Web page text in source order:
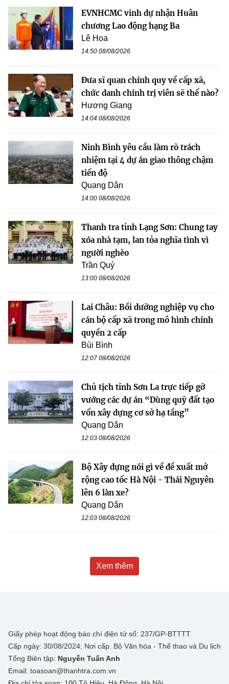
EVNHCMC vinh dự nhận Huân
chương Lao động hạng Ba
Lê Hoa
14:50 08/08/2026
Đưa sĩ quan chính quy về cấp xã,
chức danh chính trị viên sẽ thế nào?
Hương Giang
14:04 08/08/2026
Ninh Bình yêu cầu làm rõ trách
nhiệm tại 4 dự án giao thông chậm
tiến độ
Quang Dân
14:00 08/08/2026
Thanh tra tỉnh Lạng Sơn: Chung tay
xóa nhà tạm, lan tỏa nghĩa tình vì
người nghèo
Trần Quý
13:00 08/08/2026
Lai Châu: Bồi dưỡng nghiệp vụ cho
cán bộ cấp xã trong mô hình chính
quyền 2 cấp
Bùi Bình
12:07 08/08/2026
Chủ tịch tỉnh Sơn La trực tiếp gỡ
vướng các dự án “Dùng quỹ đất tạo
vốn xây dựng cơ sở hạ tầng”
Quang Dân
12:03 08/08/2026
Bộ Xây dựng nói gì về đề xuất mở
rộng cao tốc Hà Nội - Thái Nguyên
lên 6 làn xe?
Quang Dân
12:03 08/08/2026
Xem thêm
Giấy phép hoạt động báo chí điện tử số: 237/GP-BTTTT
Cấp ngày: 30/08/2024; Nơi cấp: Bộ Văn hóa - Thể thao và Du lịch
Tổng Biên tập: Nguyễn Tuấn Anh
Email: toasoan@thanhtra.com.vn